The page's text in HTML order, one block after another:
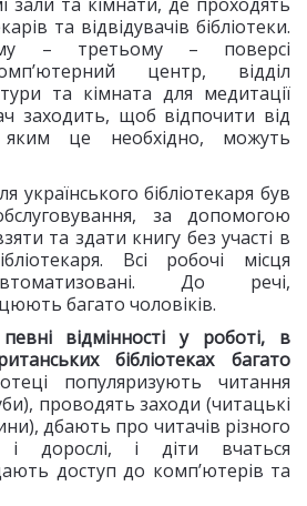
та відвідувачів бібліотеки.
– третьому – поверсі
центр, відділ
та кімната для медитації
заходить, щоб відпочити від
це необхідно, можуть
бібліотекаря був
за допомогою
та здати книгу без участі в
Всі робочі місця
До речі,
багато чоловіків.
відмінності у роботі, в
бібліотеках багато
популяризують читання
проводять заходи (читацькі
дбають про читачів різного
і дорослі, і діти вчаться
доступ до комп’ютерів та